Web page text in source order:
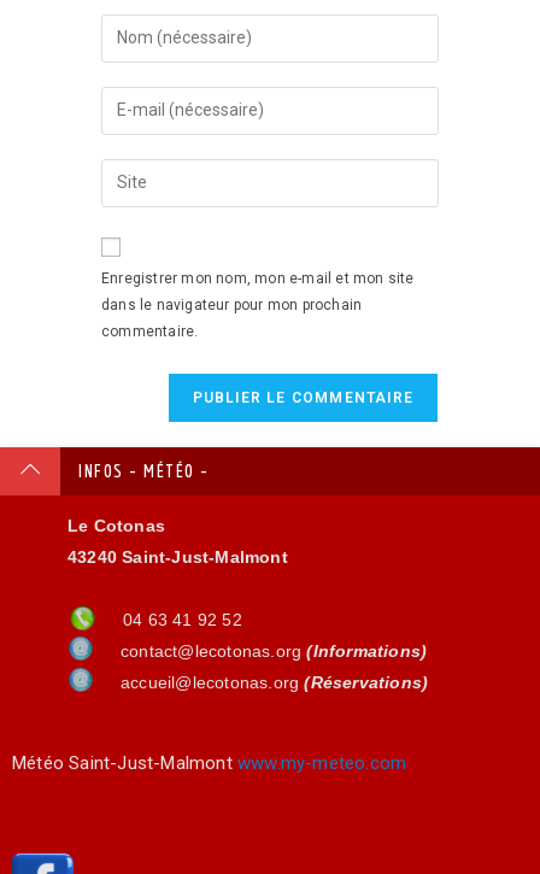
Enregistrer mon nom, mon e-mail et mon site
dans le navigateur pour mon prochain
commentaire.
INFOS - MÉTÉO -
Le Cotonas
43240 Saint-Just-Malmont
04 63 41 92 52
contact@lecotonas.org(Informations)
accueil@lecotonas.org(Réservations)
Météo Saint-Just-Malmont www.my-meteo.com